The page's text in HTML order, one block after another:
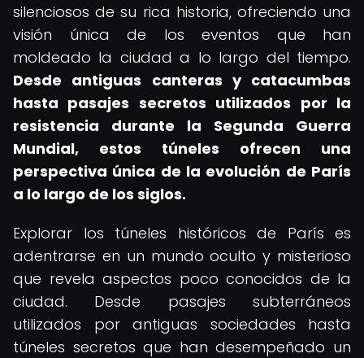
silenciosos de su rica historia, ofreciendo una
visión única de los eventos que han
moldeado la ciudad a lo largo del tiempo.
Desde antiguas canteras y catacumbas
hasta pasajes secretos utilizados por la
resistencia durante la Segunda Guerra
Mundial, estos túneles ofrecen una
perspectiva única de la evolución de París
a lo largo de los siglos.
Explorar los túneles históricos de París es
adentrarse en un mundo oculto y misterioso
que revela aspectos poco conocidos de la
ciudad. Desde pasajes subterráneos
utilizados por antiguas sociedades hasta
túneles secretos que han desempeñado un